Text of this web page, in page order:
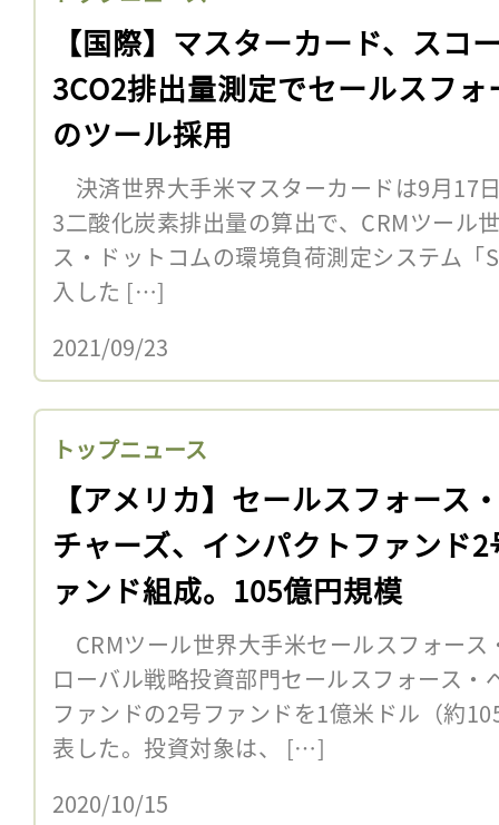
【国際】マスターカード、スコ
3CO2排出量測定でセールスフォ
のツール採用
決済世界大手米マスターカードは9月17
3二酸化炭素排出量の算出で、CRMツール
ス・ドットコムの環境負荷測定システム
入した […]
2021/09/23
トップニュース
【アメリカ】セールスフォース
チャーズ、インパクトファンド2
ァンド組成。105億円規模
CRMツール世界大手米セールスフォー
ローバル戦略投資部門セールスフォース・
ファンドの2号ファンドを1億米ドル（約
表した。投資対象は、 […]
2020/10/15